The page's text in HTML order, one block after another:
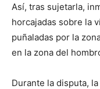
Así, tras sujetarla,
horcajadas sobre la
puñaladas por la
en la zona del
Durante la disputa,